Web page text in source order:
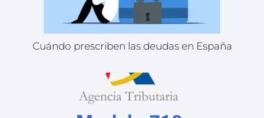
Cuándo prescriben las deudas en España